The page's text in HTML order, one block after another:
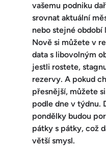
vašemu podniku
srovnat aktuální
nebo stejné období
Nově si můžete v
data s libovolným
jestli rostete,
rezervy. A pokud
přesnější, můžete
podle dne v týdnu.
pondělky budou
pátky s pátky, což
větší smysl.